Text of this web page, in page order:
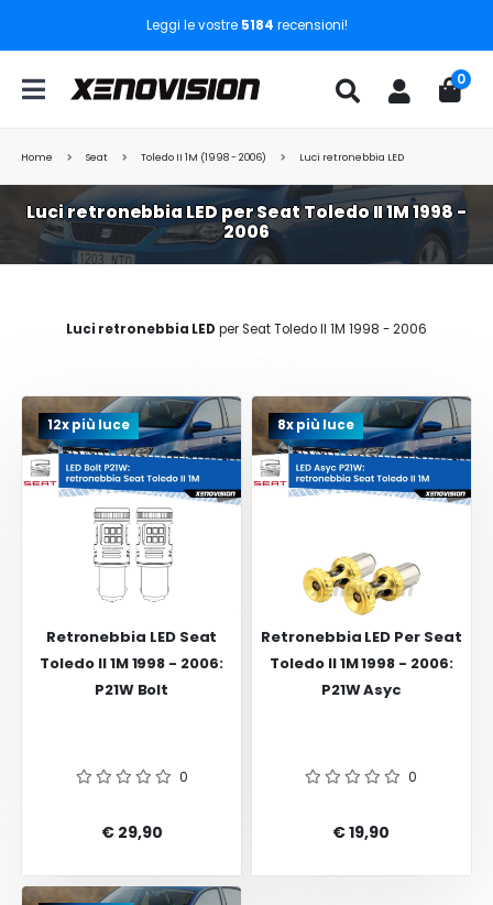
Leggi le vostre 5184 recensioni!
0
Home Seat Toledo II 1M (1998 - 2006) Luci retronebbia LED
Luci retronebbia LED per Seat Toledo II 1M 1998 -
2006
Luci retronebbia LED per Seat Toledo II 1M 1998 - 2006
12x più luce
Retronebbia LED Seat
Toledo II 1M 1998 - 2006:
P21W Bolt
0
€ 29,90
8x più luce
Retronebbia LED Per Seat
Toledo II 1M 1998 - 2006:
P21W Asyc
0
€ 19,90